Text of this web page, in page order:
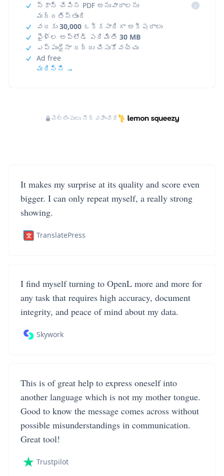
స్కాన్ చేసిన PDF అనువాదాలను
మద్దతిస్తుంది
i
వరకు 30,000 ఒక్కసారిగా అక్షరాలు
ఫైళ్ల అప్‌లోడ్ పరిమితి 30 MB
ఎప్పుడైనా రద్దు చేసుకోవచ్చు
Ad free
మరిన్ని →
చెల్లింపులు నిర్వహించేది
It makes my surprise at its quality and score even
bigger. I can only repeat myself, a really strong
showing.
TranslatePress
I find myself turning to OpenL more and more for
any task that requires high accuracy, document
integrity, and peace of mind about my data.
Skywork
This is of great help to express oneself into
another language which is not my mother tongue.
Good to know the message comes across without
possible misunderstandings in communication.
Great tool!
Trustpilot